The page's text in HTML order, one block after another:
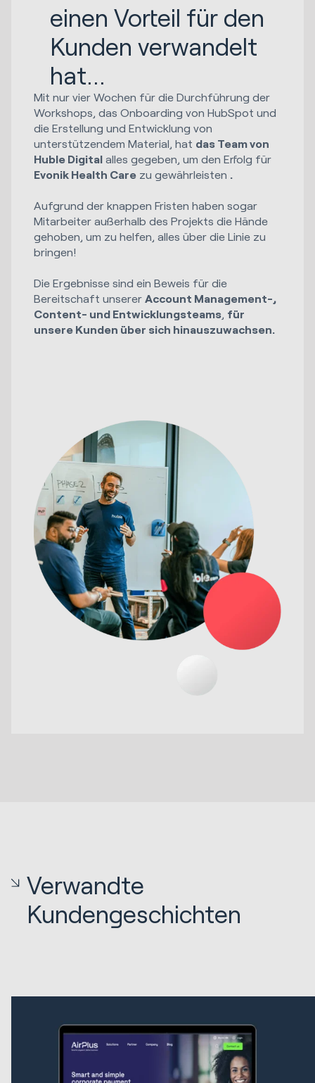
einen Vorteil für den
Kunden verwandelt
hat...
Mit nur vier Wochen für die Durchführung der
Workshops, das Onboarding von HubSpot und
die Erstellung und Entwicklung von
unterstützendem Material, hat das Team von
Huble Digital alles gegeben, um den Erfolg für
Evonik Health Care zu gewährleisten
Aufgrund der knappen Fristen haben sogar
Mitarbeiter außerhalb des Projekts die Hände
gehoben, um zu helfen, alles über die Linie zu
bringen!
Die Ergebnisse sind ein Beweis für die
Bereitschaft unserer Account Management-,
Content- und Entwicklungsteams für
unsere Kunden über sich hinauszuwachsen.
Verwandte
Kundengeschichten